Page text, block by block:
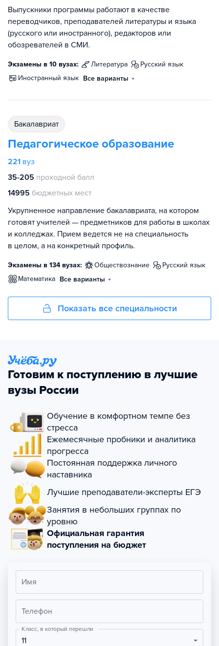
Выпускники программы работают в качестве
переводчиков, преподавателей литературы и языка
(русского или иностранного), редакторов или
обозревателей в СМИ.
Экзамены в 10 вузах: литература
русский язык
иностранный язык Все варианты
бакалавриат
Педагогическое образование
221 вуз
35-205 проходной балл
14995 бюджетных мест
Укрупненное направление бакалавриата, на котором
готовят учителей — предметников для работы в школах
и колледжах. Прием ведется не на специальность
в целом, а на конкретный профиль.
Экзамены в 134 вузах: обществознание
русский язык
математика Все варианты
Показать все специальности
Готовим к поступлению в лучшие
вузы России
Обучение в комфортном темпе без
стресса
Ежемесячные пробники и аналитика
прогресса
Постоянная поддержка личного
наставника
Лучшие преподаватели-эксперты ЕГЭ
Занятия в небольших группах по
уровню
Официальная гарантия
поступления на бюджет
Имя
Телефон
Класс, в который перешли
11